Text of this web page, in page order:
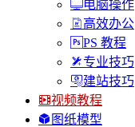
电脑操作
高效办公
PS 教程
专业技巧
建站技巧
视频教程
图纸模型